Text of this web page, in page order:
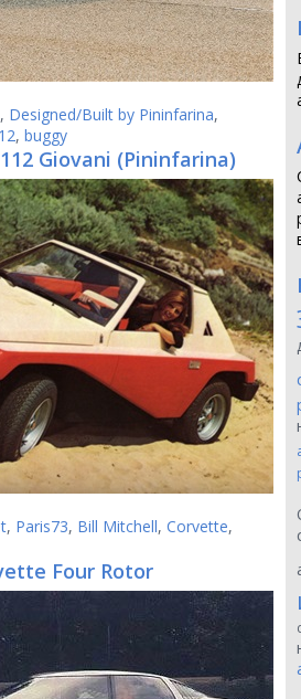
, Designed/Built by Pininfarina,
, buggy
Giovani (Pininfarina)
, Paris73, Bill Mitchell, Corvette,
Four Rotor